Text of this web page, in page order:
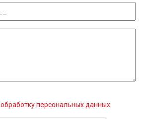
обработку персональных данных.